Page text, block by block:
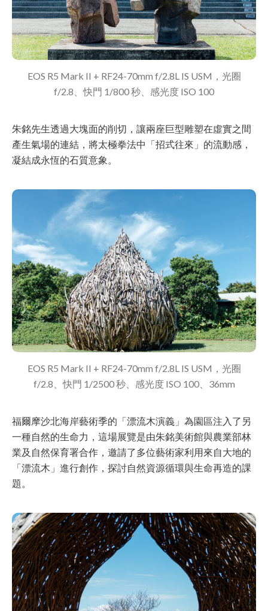
EOS R5 Mark II + RF24-70mm f/2.8L IS USM，光圈
f/2.8、快門 1/800 秒、感光度 ISO 100
朱銘先生透過大塊面的削切，讓兩座巨型雕塑在虛實之間
產生氣場的連結，將太極拳法中「招式往來」的流動感，
凝結成永恆的石質意象。
EOS R5 Mark II + RF24-70mm f/2.8L IS USM，光圈
f/2.8、快門 1/2500 秒、感光度 ISO 100、36mm
福爾摩沙北海岸藝術季的「漂流木演義」為園區注入了另
一種自然的生命力，這場展覽是由朱銘美術館與農業部林
業及自然保育署合作，邀請了多位藝術家利用來自大地的
「漂流木」進行創作，探討自然資源循環與生命再造的課
題。